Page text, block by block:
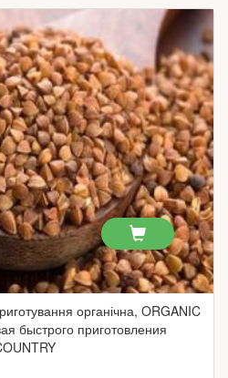
органічна, ORGANIC
быстрого приготовления